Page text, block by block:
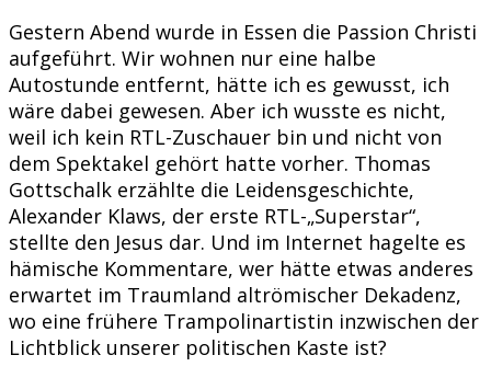
Gestern Abend wurde in Essen die Passion Christi
aufgeführt. Wir wohnen nur eine halbe
Autostunde entfernt, hätte ich es gewusst, ich
wäre dabei gewesen. Aber ich wusste es nicht,
weil ich kein RTL-Zuschauer bin und nicht von
dem Spektakel gehört hatte vorher. Thomas
Gottschalk erzählte die Leidensgeschichte,
Alexander Klaws, der erste RTL-„Superstar“,
stellte den Jesus dar. Und im Internet hagelte es
hämische Kommentare, wer hätte etwas anderes
erwartet im Traumland altrömischer Dekadenz,
wo eine frühere Trampolinartistin inzwischen der
Lichtblick unserer politischen Kaste ist?